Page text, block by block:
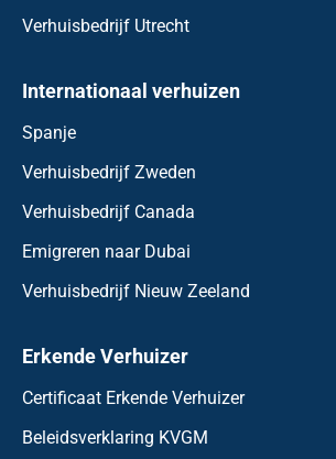
Verhuisbedrijf Utrecht
Internationaal verhuizen
Spanje
Verhuisbedrijf Zweden
Verhuisbedrijf Canada
Emigreren naar Dubai
Verhuisbedrijf Nieuw Zeeland
Erkende Verhuizer
Certificaat Erkende Verhuizer
Beleidsverklaring KVGM